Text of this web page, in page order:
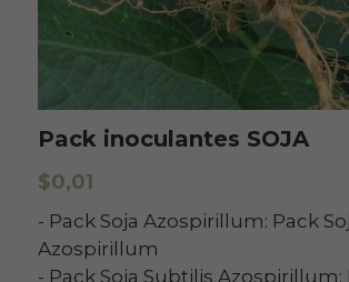
Pack inoculantes SOJA
$0,01
- Pack Soja Azospirillum: Pack
Azospirillum
- Pack Soja Subtilis Azospirillum: